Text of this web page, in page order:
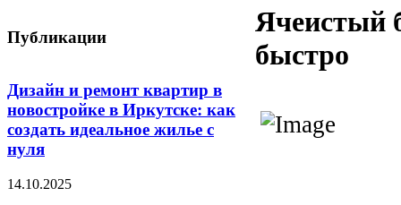
Публикации
Дизайн и ремонт квартир в
новостройке в Иркутске: как
создать идеальное жилье с
нуля
14.10.2025
Ячеистый
быстро